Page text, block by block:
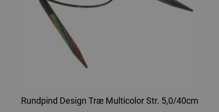
Rundpind Design Træ Multicolor Str. 5,0/40cm